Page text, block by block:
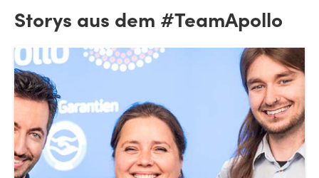
Storys aus dem #TeamApollo